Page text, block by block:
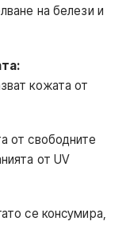
на белези и
кожата от
от свободните
от UV
се консумира,